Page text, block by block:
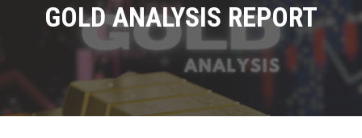
GOLD ANALYSIS REPORT